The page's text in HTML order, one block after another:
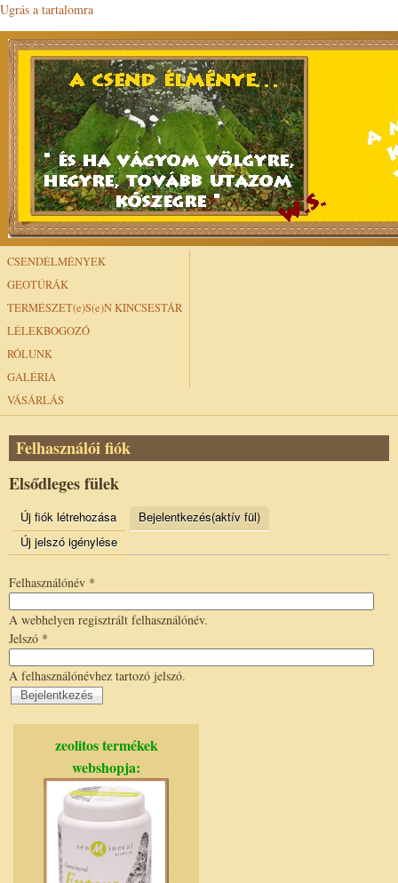
Ugrás a tartalomra
CSENDÉLMÉNYEK
GEOTÚRÁK
TERMÉSZET(e)S(e)N KINCSESTÁR
LÉLEKBOGOZÓ
RÓLUNK
GALÉRIA
VÁSÁRLÁS
Felhasználói fiók
Elsődleges fülek
Új fiók létrehozása Bejelentkezés(aktív fül)
Új jelszó igénylése
Felhasználónév *
A webhelyen regisztrált felhasználónév.
Jelszó *
A felhasználónévhez tartozó jelszó.
zeolitos termékek
webshopja: